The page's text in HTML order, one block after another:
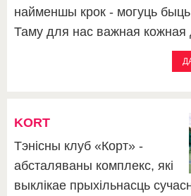
найменшы крок - могуць
Таму для нас важная кожная
KORT
Тэнісны клуб «Корт» -
абсталяваны комплекс, які
выклікае прыхільнасць